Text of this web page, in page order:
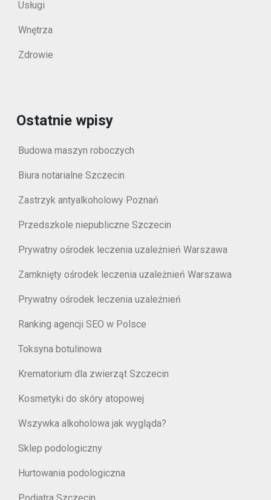
Usługi
Wnętrza
Zdrowie
Ostatnie wpisy
Budowa maszyn roboczych
Biura notarialne Szczecin
Zastrzyk antyalkoholowy Poznań
Przedszkole niepubliczne Szczecin
Prywatny ośrodek leczenia uzależnień Warszawa
Zamknięty ośrodek leczenia uzależnień Warszawa
Prywatny ośrodek leczenia uzależnień
Ranking agencji SEO w Polsce
Toksyna botulinowa
Krematorium dla zwierząt Szczecin
Kosmetyki do skóry atopowej
Wszywka alkoholowa jak wygląda?
Sklep podologiczny
Hurtowania podologiczna